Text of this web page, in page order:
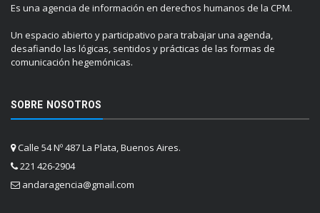
Es una agencia de información en derechos humanos de la CPM.
Un espacio abierto y participativo para trabajar una agenda,
desafiando las lógicas, sentidos y prácticas de las formas de
comunicación hegemónicas.
SOBRE NOSOTROS
Calle 54 Nº 487 La Plata, Buenos Aires.
221 426-2904
andaragencia@gmail.com